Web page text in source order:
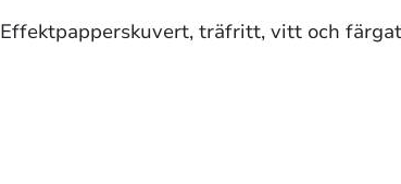
Effektpapperskuvert, träfritt, vitt och